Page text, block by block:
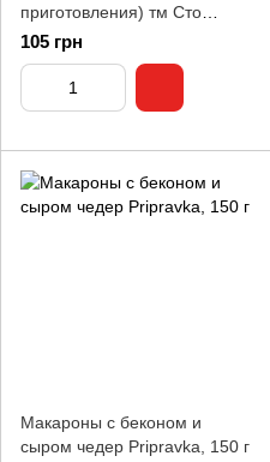
приготовления) тм Сто
Пудов, 134 г
105 грн
Макароны с беконом и
сыром чедер Pripravka, 150 г